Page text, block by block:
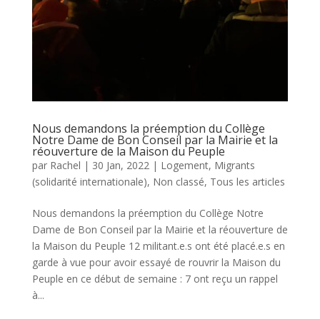
Nous demandons la préemption du Collège
Notre Dame de Bon Conseil par la Mairie et la
réouverture de la Maison du Peuple
par Rachel | 30 Jan, 2022 | Logement, Migrants
(solidarité internationale), Non classé, Tous les articles
Nous demandons la préemption du Collège Notre
Dame de Bon Conseil par la Mairie et la réouverture de
la Maison du Peuple 12 militant.e.s ont été placé.e.s en
garde à vue pour avoir essayé de rouvrir la Maison du
Peuple en ce début de semaine : 7 ont reçu un rappel
à...